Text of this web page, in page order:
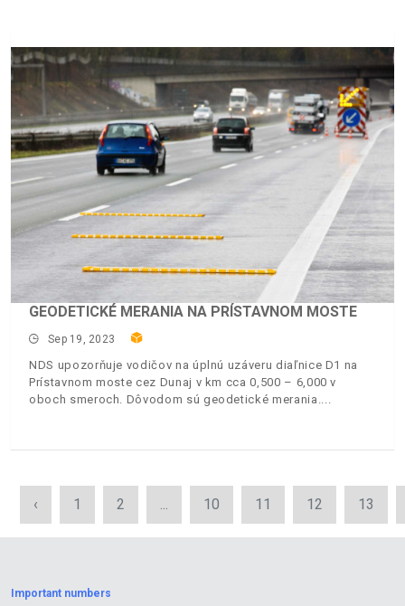
GEODETICKÉ MERANIA NA PRÍSTAVNOM MOSTE
Sep 19, 2023
NDS upozorňuje vodičov na úplnú uzáveru diaľnice D1 na
Prístavnom moste cez Dunaj v km cca 0,500 – 6,000 v
oboch smeroch. Dôvodom sú geodetické merania.
‹ 1 2 ... 10 11 12 13
Important numbers